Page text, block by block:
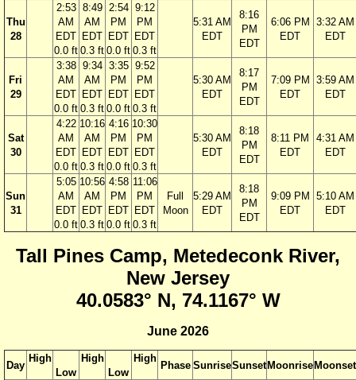
Thu
28
2:53
AM
EDT
0.0 ft
8:49
AM
EDT
0.3 ft
2:54
PM
EDT
0.0 ft
9:12
PM
EDT
0.3 ft
5:31 AM
EDT
8:16
PM
EDT
6:06 PM
EDT
3:32 AM
EDT
Fri
29
3:38
AM
EDT
0.0 ft
9:34
AM
EDT
0.3 ft
3:35
PM
EDT
0.0 ft
9:52
PM
EDT
0.3 ft
5:30 AM
EDT
8:17
PM
EDT
7:09 PM
EDT
3:59 AM
EDT
Sat
30
4:22
AM
EDT
0.0 ft
10:16
AM
EDT
0.3 ft
4:16
PM
EDT
0.0 ft
10:30
PM
EDT
0.3 ft
5:30 AM
EDT
8:18
PM
EDT
8:11 PM
EDT
4:31 AM
EDT
Sun
31
5:05
AM
EDT
0.0 ft
10:56
AM
EDT
0.3 ft
4:58
PM
EDT
0.0 ft
11:06
PM
EDT
0.3 ft
Full
Moon
5:29 AM
EDT
8:18
PM
EDT
9:09 PM
EDT
5:10 AM
EDT
Tall Pines Camp, Metedeconk River,
New Jersey
40.0583° N, 74.1167° W
June 2026
Day
High
Low
High
Low
High
Phase SunriseSunsetMoonriseMoonset